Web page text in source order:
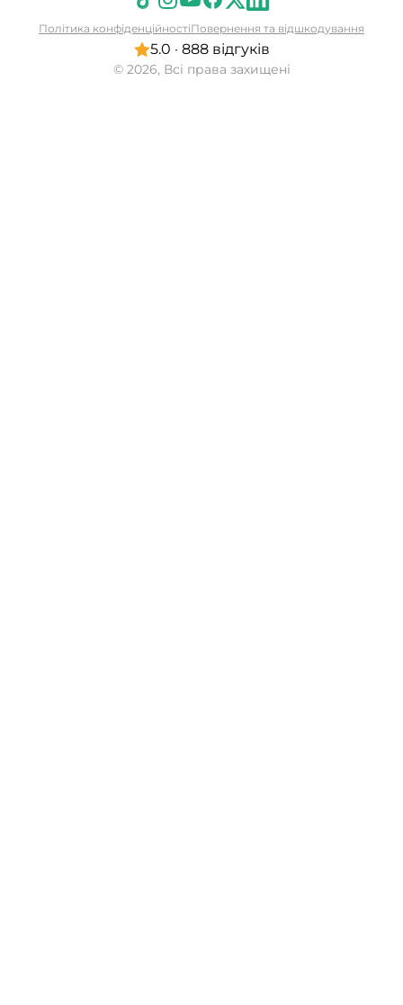
© 2026, Всі права захищені
5.0 · 888 відгуків
Політика конфіденційностіПовернення та відшкодування